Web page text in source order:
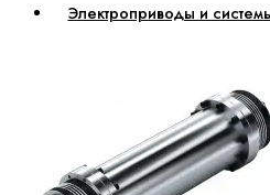
Электроприводы и
CORE
ctrlX